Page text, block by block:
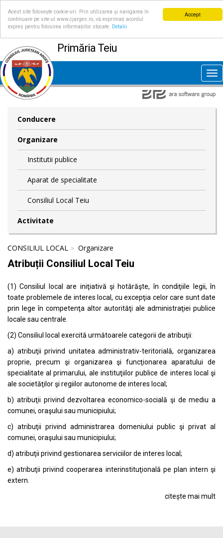
Accept
Acest site folosește cookie-uri. Prin utilizarea și navigarea în
continuare pe site-ul www.cjarges.ro, vă exprimați acordul
expres pentru folosirea informațiilor stocate.
Detalii
Primăria Teiu
Conducere
Organizare
Institutii publice
Aparat de specialitate
Consiliul Local Teiu
Activitate
CONSILIUL LOCAL Organizare
Atribuții Consiliul Local Teiu
(1) Consiliul local are iniţiativă şi hotărăşte, în condiţiile legii, în
toate problemele de interes local, cu excepţia celor care sunt date
prin lege în competenţa altor autorităţi ale administraţiei publice
locale sau centrale.
(2) Consiliul local exercită următoarele categorii de atribuţii:
a) atribuţii privind unitatea administrativ-teritorială, organizarea
proprie, precum şi organizarea şi funcţionarea aparatului de
specialitate al primarului, ale instituţiilor publice de interes local şi
ale societăţilor şi regiilor autonome de interes local;
b) atribuţii privind dezvoltarea economico-socială şi de mediu a
comunei, oraşului sau municipiului;
c) atribuţii privind administrarea domeniului public şi privat al
comunei, oraşului sau municipiului;
d) atribuţii privind gestionarea serviciilor de interes local;
e) atribuţii privind cooperarea interinstituţională pe plan intern şi
extern.
citește mai mult